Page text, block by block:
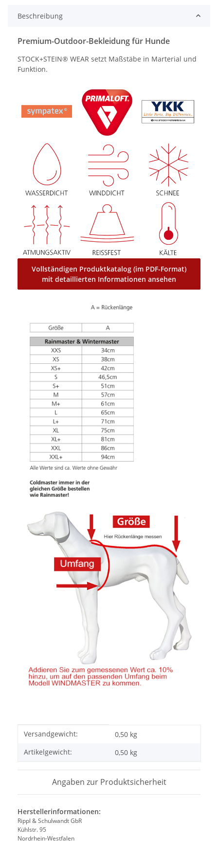
Beschreibung
Premium-Outdoor-Bekleidung für Hunde
STOCK+STEIN® WEAR setzt Maßstäbe in Marterial und
Funktion.
Vollständigen Produktkatalog (im PDF-Format)
mit detaillierten Informationen ansehen
Produkteigenschaft
Wert
Versandgewicht:
0,50 kg
Artikelgewicht:
0,50 kg
Angaben zur Produktsicherheit
Herstellerinformationen:
Rippl & Schulwandt GbR
Kühlstr. 95
Nordrhein-Westfalen